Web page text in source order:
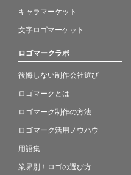
キャラマーケット
文字ロゴマーケット
ロゴマークラボ
後悔しない制作会社選び
ロゴマークとは
ロゴマーク制作の方法
ロゴマーク活用ノウハウ
用語集
業界別！ロゴの選び方